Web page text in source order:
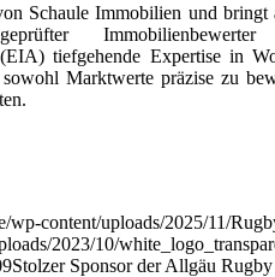
Schaule Immobilien und
tiefgehende Expertise in
Marktwerte präzise zu
wp-content/uploads/2025/11/
2023/10/
Stolzer Sponsor der Allgäu